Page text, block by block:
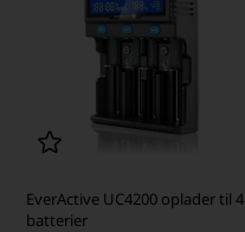
EverActive UC4200 oplader til 4
batterier